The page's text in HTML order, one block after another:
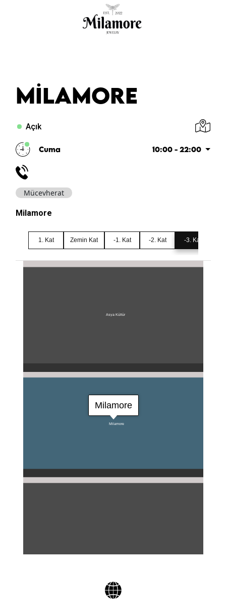
Mücevherat
Milamore
MILAMORE
Açık
Cuma 10:00 - 22:00